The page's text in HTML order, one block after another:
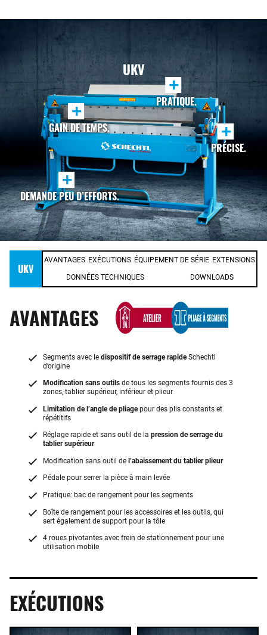
UKV
+
GAIN DE TEMPS.
+
PRATIQUE.
+
DEMANDE PEU D’EFFORTS.
+
PRÉCISE.
UKV
AVANTAGES EXÉCUTIONS ÉQUIPEMENT DE SÉRIE EXTENSIONS
DONNÉES TECHNIQUES DOWNLOADS
AVANTAGES
Segments avec le dispositif de serrage rapideSchechtl
d’origine
Modification sans outils de tous les segments fournis des 3
zones, tablier supérieur, inférieur et plieur
Limitation de l’angle de pliagepour des plis constants et
répétitifs
Réglage rapide et sans outil de la pression de serrage du
tablier supérieur
Modification sans outil de l’abaissement du tablier plieur
Pédale pour serrer la pièce à main levée
Pratique: bac de rangement pour les segments
Boîte de rangement pour les accessoires et les outils, qui
sert également de support pour la tôle
4 roues pivotantes avec frein de stationnement pour une
utilisation mobile
EXÉCUTIONS